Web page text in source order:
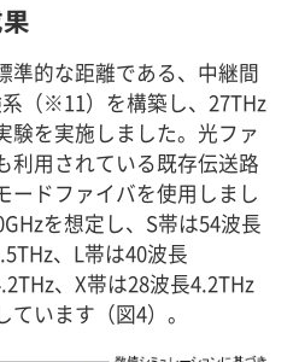
準的な距離である、中継間
（※11）を構築し、27THz
験を実施しました。光ファ
利用されている既存伝送路
ードファイバを使用しまし
を想定し、S帯は54波長
、L帯は40波長
、X帯は28波長4.2THz
います（図4）。